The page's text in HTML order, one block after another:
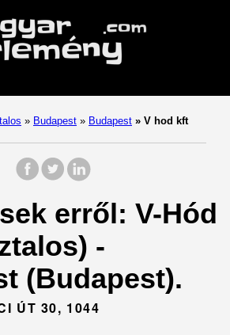
» Budapest » Budapest » V hod kft
erről: V-Hód
-
(Budapest).
ÚT 30, 1044